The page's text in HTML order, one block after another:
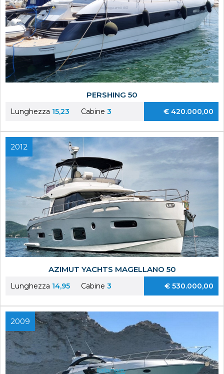
PERSHING 50
Lunghezza 15,23 Cabine 3 € 420.000,00
2012
AZIMUT YACHTS MAGELLANO 50
Lunghezza 14,95 Cabine 3 € 530.000,00
2009